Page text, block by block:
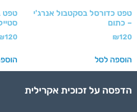
טפט כדורסל בסקטבול אנרג'י
– כתום
₪120
הוספה לסל
טפט
120
הדפסה על זכוכית אקרילית